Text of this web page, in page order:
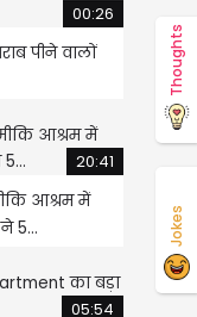
00:26
पीने वालों
20:41
आश्रम में
5...
05:54
Thoughts
Jokes